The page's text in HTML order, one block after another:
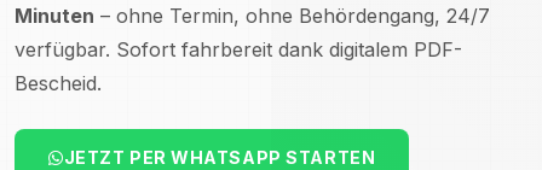
Minuten – ohne Termin, ohne Behördengang, 24/7
verfügbar. Sofort fahrbereit dank digitalem PDF-
Bescheid.
JETZT PER WHATSAPP STARTEN